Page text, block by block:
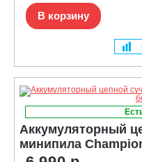
В корзину
Аккумуляторный
минипила